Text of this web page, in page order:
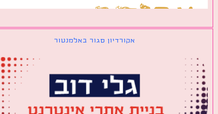
אקורדיון סגור באלמנטור